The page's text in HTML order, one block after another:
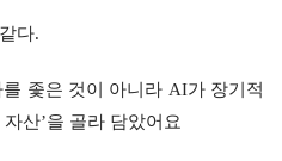
다.
좇은 것이 아니라 AI가 장기적
산’을 골라 담았어요